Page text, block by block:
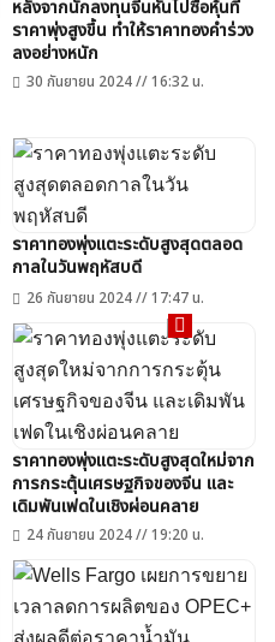
หลังจากนักลงทุนจีนหันไปซื้อหุ้นที่
ราคาพุ่งสูงขึ้น ทำให้ราคาทองคำร่วง
ลงอย่างหนัก
30 กันยายน 2024 // 16:32 น.
ราคาทองพุ่งแตะระดับสูงสุดตลอด
กาลในวันพฤหัสบดี
26 กันยายน 2024 // 17:47 น.
ราคาทองพุ่งแตะระดับสูงสุดใหม่จาก
การกระตุ้นเศรษฐกิจของจีน และ
เดิมพันเฟดในเชิงผ่อนคลาย
24 กันยายน 2024 // 19:20 น.